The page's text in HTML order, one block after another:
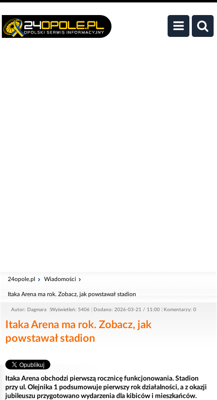
24opole.pl Wiadomości
Itaka Arena ma rok. Zobacz, jak powstawał stadion
Autor: Dagmara Wyświetleń: 5406 Dodano: 2026-03-21 / 11:00 Komentarzy: 0
Itaka Arena ma rok. Zobacz, jak
powstawał stadion
Itaka Arena obchodzi pierwszą rocznicę funkcjonowania. Stadion
przy ul. Olejnika 1 podsumowuje pierwszy rok działalności, a z okazji
jubileuszu przygotowano wydarzenia dla kibiców i mieszkańców.